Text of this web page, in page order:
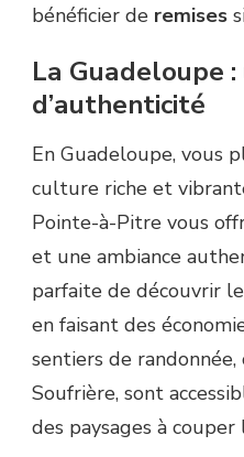
bénéficier de remises
La Guadeloupe
d’authenticité
En Guadeloupe, vous
culture riche et
Pointe-à-Pitre vous
et une ambiance
parfaite de découvrir
en faisant des
sentiers de
Soufrière, sont
des paysages à